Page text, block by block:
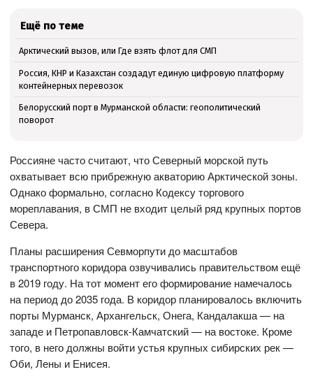
Ещё по теме
Арктический вызов, или Где взять флот для СМП
Россия, КНР и Казахстан создадут единую цифровую платформу
контейнерных перевозок
Белорусский порт в Мурманской области: геополитический
поворот
Россияне часто считают, что Северный морской путь
охватывает всю прибрежную акваторию Арктической зоны.
Однако формально, согласно Кодексу торгового
мореплавания, в СМП не входит целый ряд крупных портов
Севера.
Планы расширения Севморпути до масштабов
транспортного коридора озвучивались правительством ещё
в 2019 году. На тот момент его формирование намечалось
на период до 2035 года. В коридор планировалось включить
порты Мурманск, Архангельск, Онега, Кандалакша — на
западе и Петропавловск-Камчатский — на востоке. Кроме
того, в него должны войти устья крупных сибирских рек —
Оби, Лены и Енисея.